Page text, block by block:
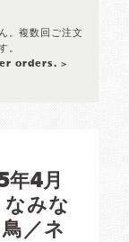
。複数回ご注文
。
orders. >
4月
みな
／ネ